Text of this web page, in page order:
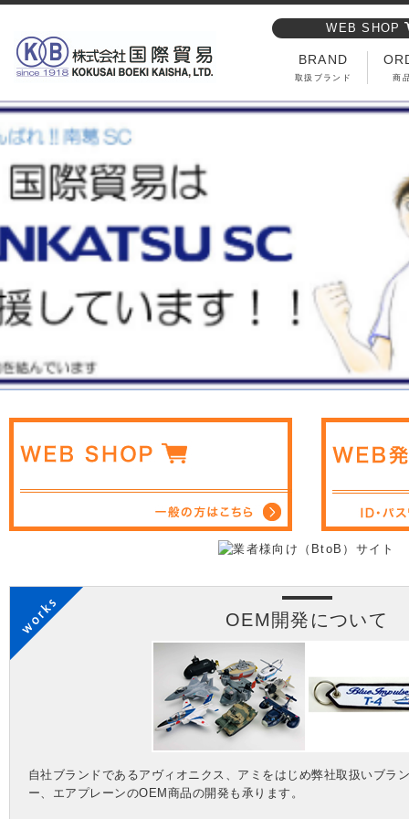
WEB SHOP
BRAND
取扱ブランド 商
OEM開発について
自社ブランドであるアヴィオニクス、アミをはじめ弊社取扱いブラ
ー、エアプレーンのOEM商品の開発も承ります。